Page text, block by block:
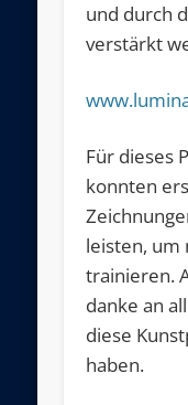
und durch
verstärkt
Für dieses
konnten
leisten, um
trainieren.
danke an
diese
haben.